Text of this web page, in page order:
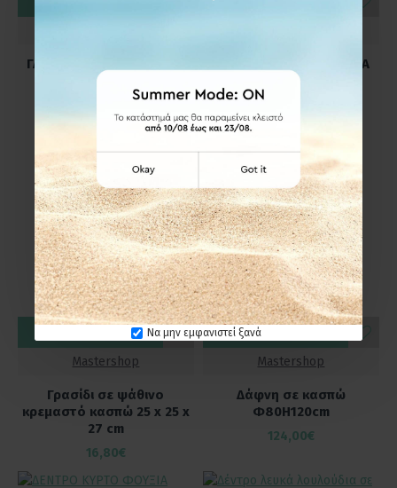
Να μην εμφανιστεί ξανά
ΓΛΑΣΤΡΑΚΙ ΜΕ ΠΡΑΣΙΝΑΔΑ
10Χ19ΕΚ ΣΕ ΜΑΥΡΟ
ΠΛΑΣΤΙΚΟ ΚΑΣΠΩ
4,98€
ΓΛΑΣΤΡΑΚΙ ΜΕ ΠΡΑΣΙΝΑΔΑ
12Χ22ΕΚ ΣΕ ΜΑΥΡΟ
ΠΛΑΣΤΙΚΟ ΚΑΣΠΩ
7,80€
Mastershop
Γρασίδι σε ψάθινο
κρεμαστό κασπώ 25 x 25 x
27 cm
16,80€
Mastershop
Δάφνη σε κασπώ
Φ80Η120cm
124,00€